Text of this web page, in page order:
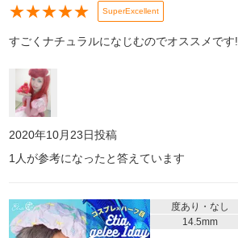
★★★★★ SuperExcellent
すごくナチュラルになじむのでオススメです!
2020年10月23日投稿
1 人が参考になったと答えています
度あり・なし
14.5mm